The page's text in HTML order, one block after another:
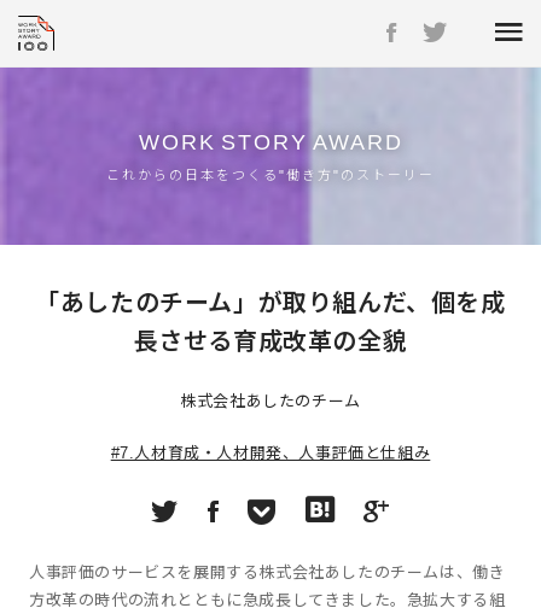
WORK STORY AWARD
これからの日本をつくる"働き方"のストーリー
「あしたのチーム」が取り組んだ、個を成
長させる育成改革の全貌
株式会社あしたのチーム
#7.人材育成・人材開発、人事評価と仕組み
人事評価のサービスを展開する株式会社あしたのチームは、働き
方改革の時代の流れとともに急成長してきました。急拡大する組